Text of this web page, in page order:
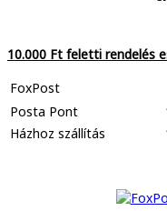
10.000 Ft feletti rendelés
FoxPost
Posta Pont
Házhoz szállítás